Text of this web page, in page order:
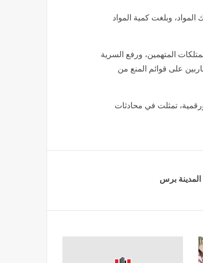
وبلغت كمية المواد
المتهمين، ورفع السرية
على قوائم المنع من
تمثلت في محادثات